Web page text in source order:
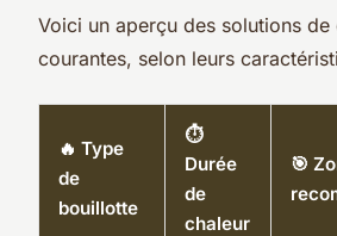
Voici un aperçu des solutions de
courantes, selon leurs
🔥 Type
de
bouillotte
⏱
Durée
de
chaleur
🎯